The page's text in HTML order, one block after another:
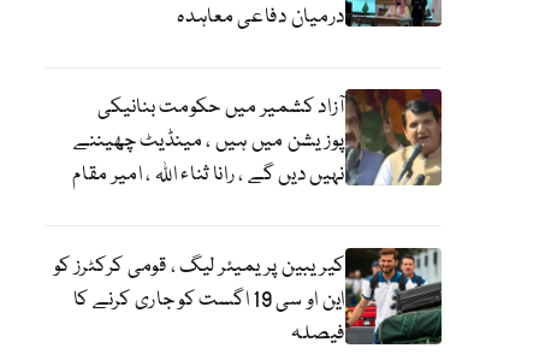
درمیان دفاعی معاہدہ
آزاد کشمیر میں حکومت بنانیکی
پوزیشن میں ہیں ، مینڈیٹ چھیننے
نہیں دیں گے ، رانا ثناء اللہ ، امیر مقام
کیریبین پریمیئر لیگ ، قومی کرکٹرز کو
این او سی 19 اگست کو جاری کرنے کا
فیصلہ